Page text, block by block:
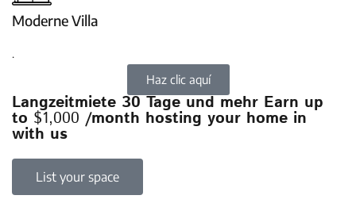
Moderne Villa
.
Haz clic aquí
Langzeitmiete 30 Tage und mehr Earn up
to $1,000 /month hosting your home in
with us
List your space